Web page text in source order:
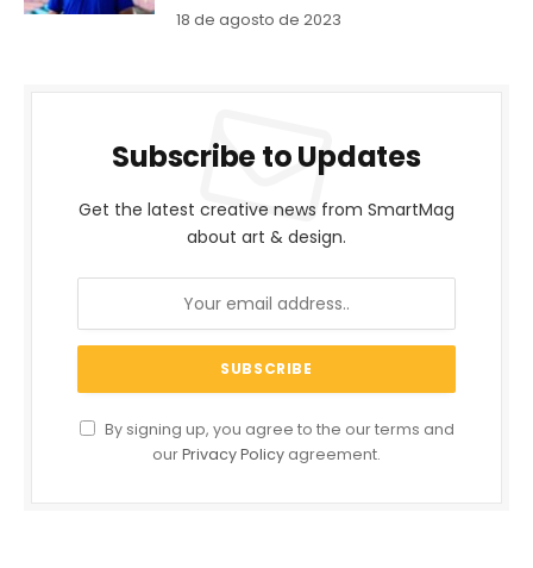
18 de agosto de 2023
Subscribe to Updates
Get the latest creative news from SmartMag
about art & design.
By signing up, you agree to the our terms and
ourPrivacy Policy agreement.